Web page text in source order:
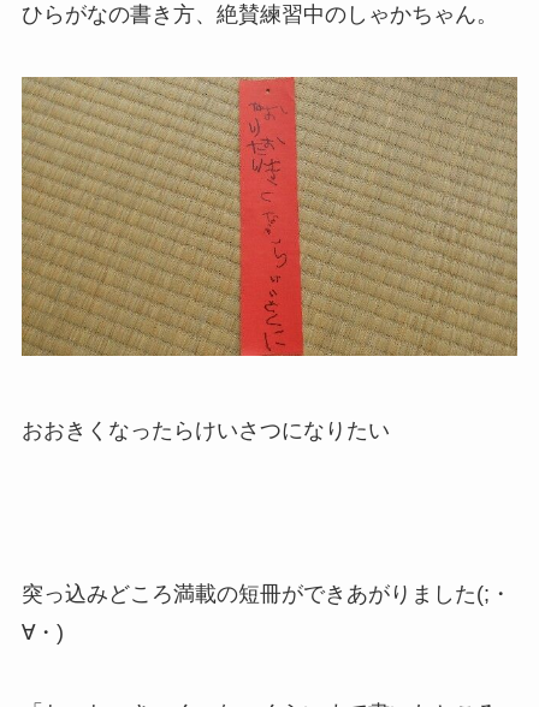
ひらがなの書き方、絶賛練習中のしゃかちゃん。
おおきくなったらけいさつになりたい
突っ込みどころ満載の短冊ができあがりました(;・
∀・)